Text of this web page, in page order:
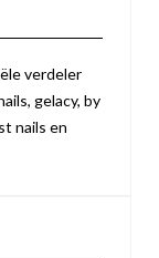
verdeler
gelacy, by
nails en